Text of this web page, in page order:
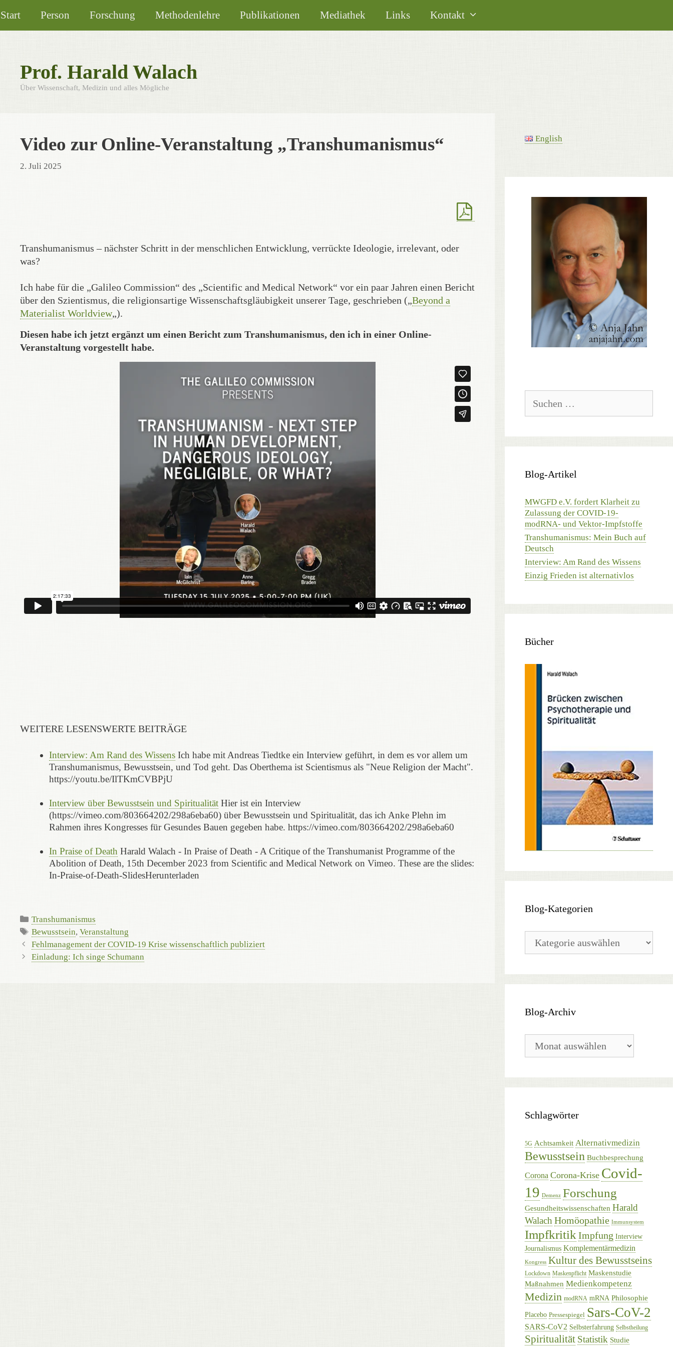
Inhalt
springen
Start Person Forschung Methodenlehre Publikationen Mediathek Links Kontakt
Prof. Harald Walach
Über Wissenschaft, Medizin und alles Mögliche
Video zur Online-Veranstaltung „Transhumanismus“
2. Juli 2025
Transhumanismus – nächster Schritt in der menschlichen Entwicklung, verrückte Ideologie, irrelevant, oder
was?
Ich habe für die „Galileo Commission“ des „Scientific and Medical Network“ vor ein paar Jahren einen Bericht
über den Szientismus, die religionsartige Wissenschaftsgläubigkeit unserer Tage, geschrieben („Beyond a
Materialist Worldview„).
Diesen habe ich jetzt ergänzt um einen Bericht zum Transhumanismus, den ich in einer Online-
Veranstaltung vorgestellt habe.
WEITERE LESENSWERTE BEITRÄGE
Interview: Am Rand des WissensIch habe mit Andreas Tiedtke ein Interview geführt, in dem es vor allem um
Transhumanismus, Bewusstsein, und Tod geht. Das Oberthema ist Scientismus als "Neue Religion der Macht".
https://youtu.be/IlTKmCVBPjU
Interview über Bewusstsein und SpiritualitätHier ist ein Interview
(https://vimeo.com/803664202/298a6eba60) über Bewusstsein und Spiritualität, das ich Anke Plehn im
Rahmen ihres Kongresses für Gesundes Bauen gegeben habe. https://vimeo.com/803664202/298a6eba60
In Praise of DeathHarald Walach - In Praise of Death - A Critique of the Transhumanist Programme of the
Abolition of Death, 15th December 2023 from Scientific and Medical Network on Vimeo. These are the slides:
In-Praise-of-Death-SlidesHerunterladen
Kategorien
Transhumanismus
Schlagwörter
Bewusstsein,Veranstaltung
Fehlmanagement der COVID-19 Krise wissenschaftlich publiziert
Einladung: Ich singe Schumann
English
nach:
Blog-Artikel
MWGFD e.V. fordert Klarheit zu
Zulassung der COVID-19-
modRNA- und Vektor-Impfstoffe
Transhumanismus: Mein Buch auf
Deutsch
Interview: Am Rand des Wissens
Einzig Frieden ist alternativlos
Bücher
Blog-Kategorien
Kategorien
Blog-Archiv
Archiv
Schlagwörter
5G Achtsamkeit Alternativmedizin
Bewusstsein Buchbesprechung
Corona Corona-Krise Covid-
19 Demenz Forschung
Gesundheitswissenschaften Harald
Walach Homöopathie Immunsystem
Impfkritik Impfung Interview
Journalismus Komplementärmedizin
Kongress Kultur des Bewusstseins
Lockdown Maskenpflicht Maskenstudie
Maßnahmen Medienkompetenz
Medizin modRNA mRNA Philosophie
Placebo Pressespiegel Sars-CoV-2
SARS-CoV2 Selbsterfahrung Selbstheilung
Spiritualität Statistik Studie